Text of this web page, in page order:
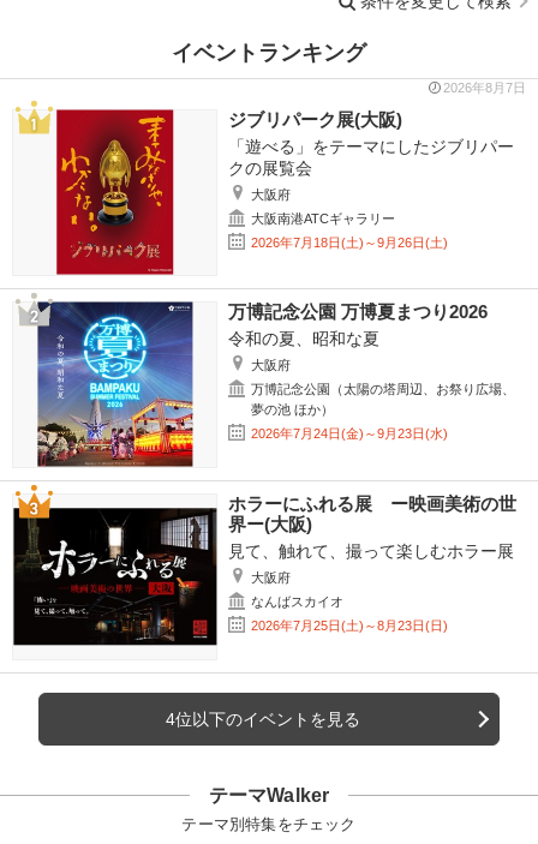
イベントランキング
2026年8月7日
ジブリパーク展(大阪)
「遊べる」をテーマにしたジブリパー
クの展覧会
大阪府
大阪南港ATCギャラリー
2026年7月18日(土)～9月26日(土)
万博記念公園 万博夏まつり2026
令和の夏、昭和な夏
大阪府
万博記念公園（太陽の塔周辺、お祭り広場、
夢の池 ほか）
2026年7月24日(金)～9月23日(水)
ホラーにふれる展 ー映画美術の世
界ー(大阪)
見て、触れて、撮って楽しむホラー展
大阪府
なんばスカイオ
2026年7月25日(土)～8月23日(日)
4位以下のイベントを見る
テーマWalker
テーマ別特集をチェック